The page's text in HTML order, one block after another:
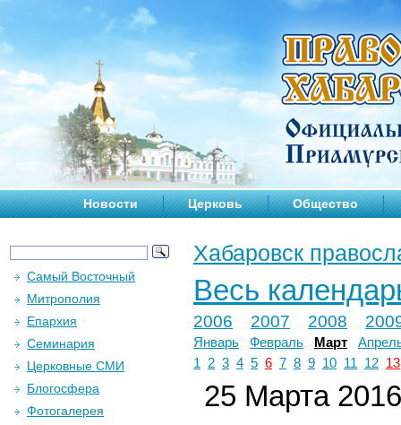
Новости Церковь Общество
Хабаровск
Весь
2006 2007 2008
Январь Февраль Март
1
2 3 4 5 6 7 8 9 10 11 12 13
25 Марта 2016
Самый Восточный
Митрополия
Епархия
Семинария
Церковные СМИ
Блогосфера
Фотогалерея